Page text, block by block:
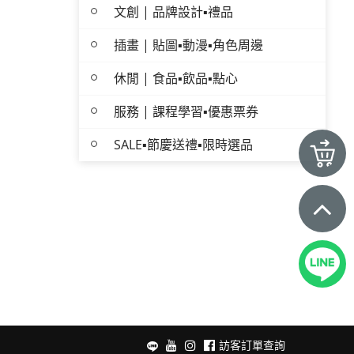
文創 | 品牌設計▪禮品
插畫 | 貼圖▪動漫▪角色周邊
休閒 | 食品▪飲品▪點心
服務 | 課程學習▪優惠票券
SALE▪節慶送禮▪限時選品
訪客訂單查詢